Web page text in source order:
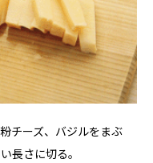
チーズ、バジルをまぶ
長さに切る。